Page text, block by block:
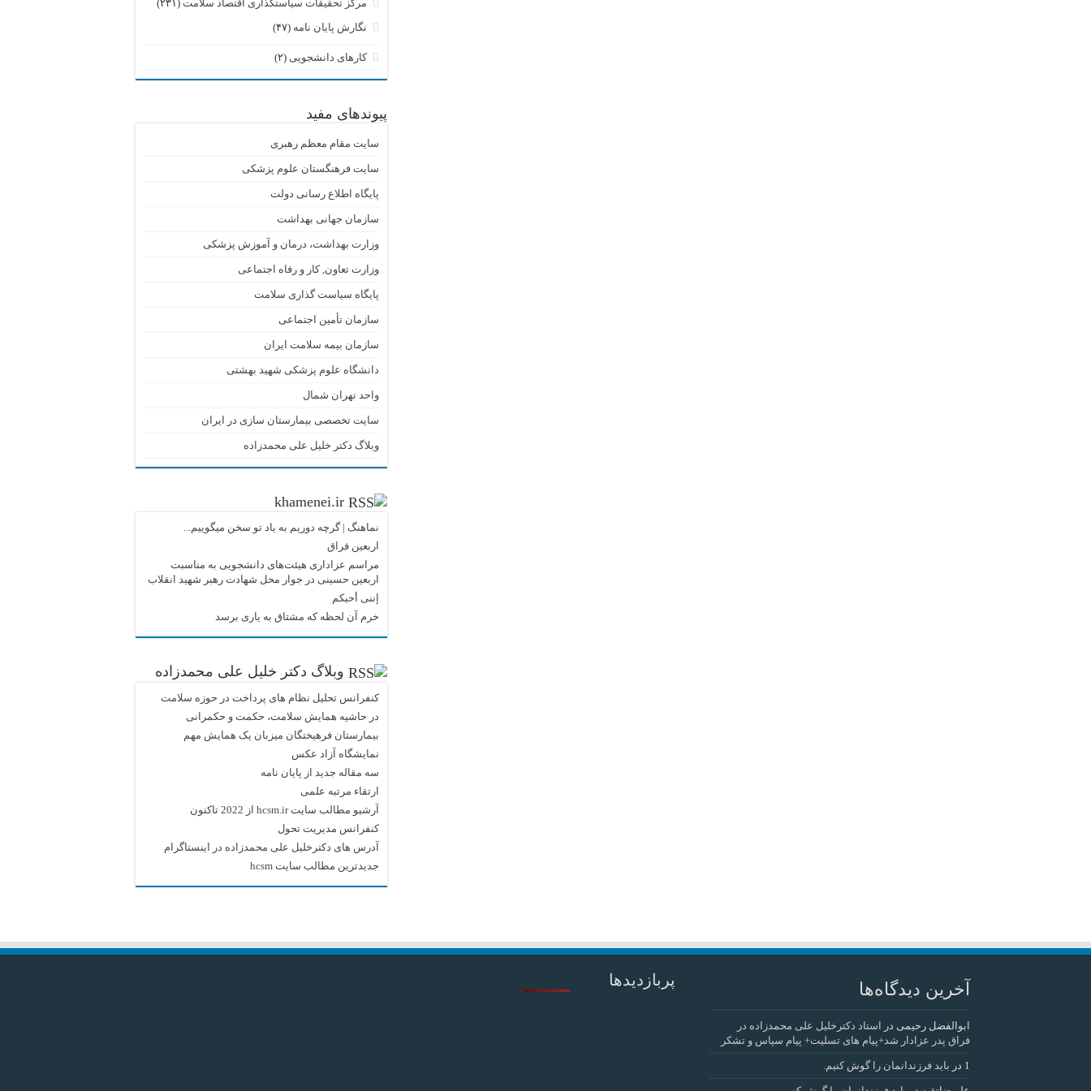
مرکز تحقیقات سیاستگذاری اقتصاد سلامت(۲۳۱)
نگارش پایان نامه (۴۷)
کارهای دانشجویی (۲)
پیوندهای مفید
سایت مقام معظم رهبری
سایت فرهنگستان علوم پزشکی
پایگاه اطلاع رسانی دولت
سازمان جهانی بهداشت
وزارت بهداشت، درمان و آموزش پزشکی
وزارت تعاون, کار و رفاه اجتماعی
پایگاه سیاست گذاری سلامت
سازمان تأمین اجتماعی
سازمان بیمه سلامت ایران
دانشگاه علوم پزشکی شهید بهشتی
واحد تهران شمال
سایت تخصصی بیمارستان سازی در ایران
وبلاگ دکتر خلیل علی محمدزاده
khamenei.ir
نماهنگ |‌ گرچه دوریم به یاد تو سخن میگوییم...
اربعین فراق
مراسم عزاداری هیئت‌های دانشجویی به مناسبت
اربعین حسینی در جوار محل شهادت رهبر شهید انقلاب
إننی أحبکم
خرم آن لحظه که مشتاق به یاری برسد
وبلاگ دکتر خلیل علی محمدزاده
کنفرانس تحلیل نظام های پرداخت در حوزه سلامت
در حاشیه همایش سلامت، حکمت و حکمرانی
بیمارستان فرهیختگان میزبان یک همایش مهم
نمایشگاه آزاد عکس
سه مقاله جدید از پایان نامه
ارتقاء مرتبه علمی
آرشیو مطالب سایت hcsm.ir از 2022 تاکنون
کنفرانس مدیریت تحول
آدرس های دکترخلیل علی محمدزاده در اینستاگرام
جدیدترین مطالب سایت hcsm
آخرین دیدگاه‌ها
ابوالفضل رحیمی در
استاد دکترخلیل علی محمدزاده در
فراق پدر عزادار شد+پیام های تسلیت+ پیام سپاس و تشکر
1 در باید فرزندانمان را گوش کنیم.
پربازدیدها